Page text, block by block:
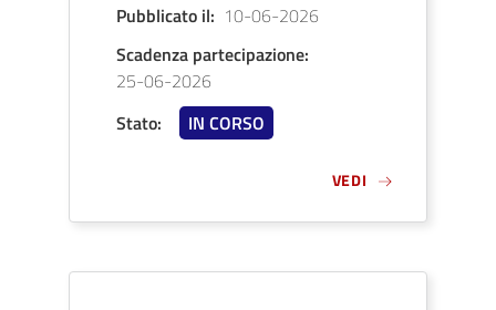
Pubblicato il: 10-06-2026
Scadenza partecipazione:
25-06-2026
Stato: IN CORSO
VEDI